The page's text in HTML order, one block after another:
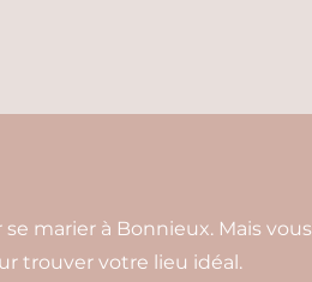
marier à Bonnieux. Mais vous
trouver votre lieu idéal.